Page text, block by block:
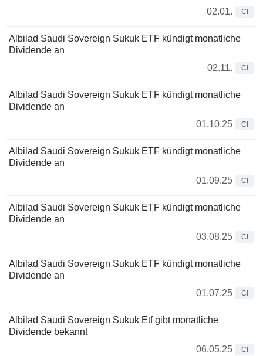
02.01.
CI
Albilad Saudi Sovereign Sukuk ETF kündigt monatliche
Dividende an
02.11.
CI
Albilad Saudi Sovereign Sukuk ETF kündigt monatliche
Dividende an
01.10.25
CI
Albilad Saudi Sovereign Sukuk ETF kündigt monatliche
Dividende an
01.09.25
CI
Albilad Saudi Sovereign Sukuk ETF kündigt monatliche
Dividende an
03.08.25
CI
Albilad Saudi Sovereign Sukuk ETF kündigt monatliche
Dividende an
01.07.25
CI
Albilad Saudi Sovereign Sukuk Etf gibt monatliche
Dividende bekannt
06.05.25
CI